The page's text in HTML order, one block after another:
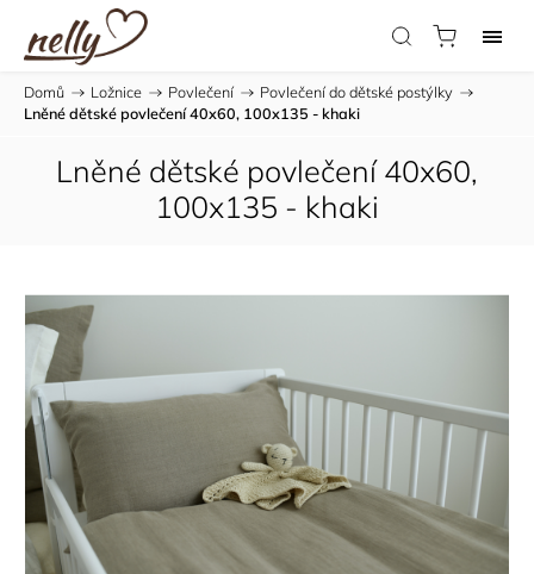
Domů / Ložnice / Povlečení / Povlečení do dětské postýlky /
Lněné dětské povlečení 40x60, 100x135 - khaki
Lněné dětské povlečení 40x60,
100x135 - khaki